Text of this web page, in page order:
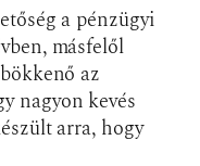
a pénzügyi
másfelől
az
nagyon kevés
arra, hogy